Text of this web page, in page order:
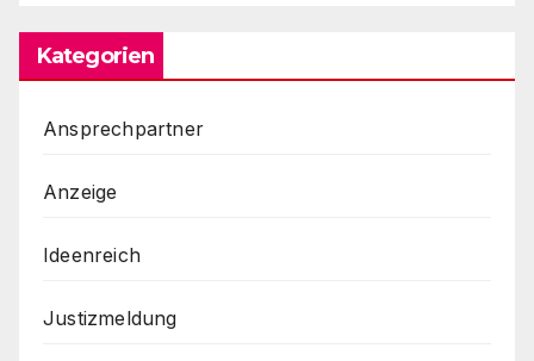
Kategorien
Ansprechpartner
Anzeige
Ideenreich
Justizmeldung